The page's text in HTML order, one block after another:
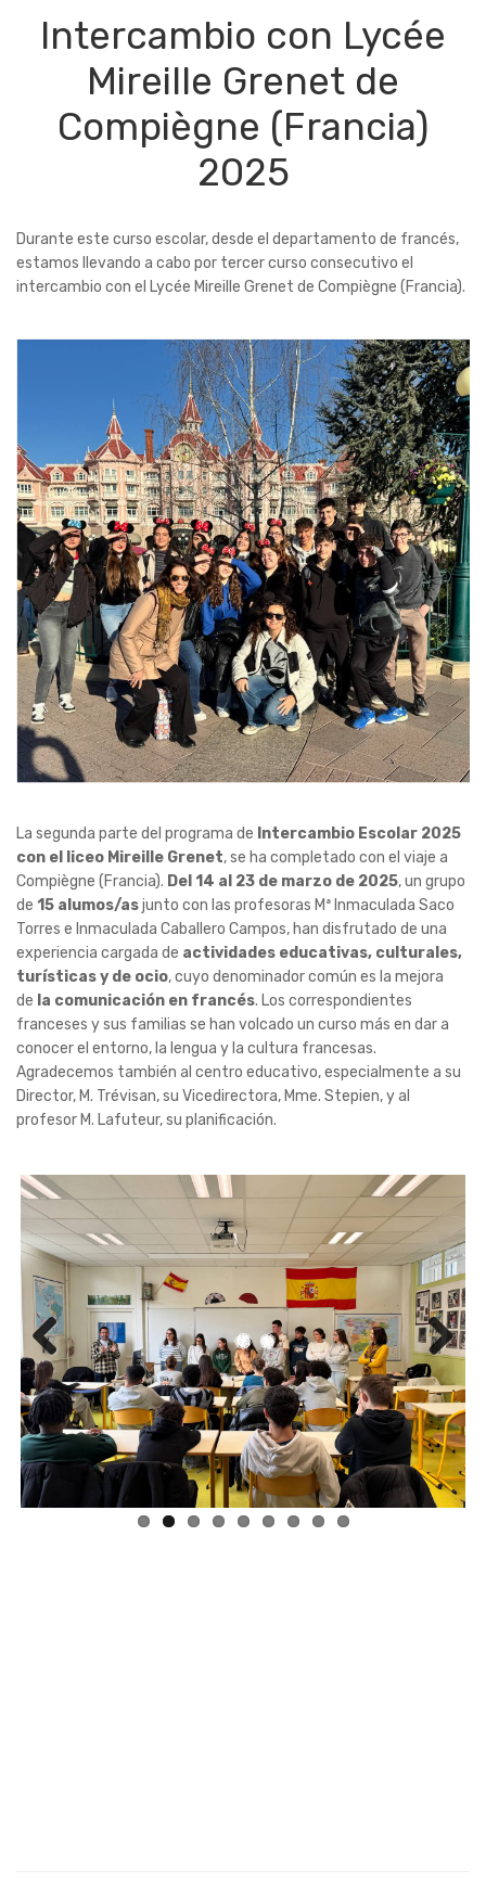
Intercambio con Lycée
Mireille Grenet de
Compiègne (Francia)
2025
Durante este curso escolar, desde el departamento de francés,
estamos llevando a cabo por tercer curso consecutivo el
intercambio con el Lycée Mireille Grenet de Compiègne (Francia).
La segunda parte del programa de Intercambio Escolar 2025
con el liceo Mireille Grenet, se ha completado con el viaje a
Compiègne (Francia). Del 14 al 23 de marzo de 2025, un grupo
de 15 alumos/asjunto con las profesoras Mª Inmaculada Saco
Torres e Inmaculada Caballero Campos, han disfrutado de una
experiencia cargada de actividades educativas, culturales,
turísticas y de ocio, cuyo denominador común es la mejora
de la comunicación en francés. Los correspondientes
franceses y sus familias se han volcado un curso más en dar a
conocer el entorno, la lengua y la cultura francesas.
Agradecemos también al centro educativo, especialmente a su
Director, M. Trévisan, su Vicedirectora, Mme. Stepien, y al
profesor M. Lafuteur, su planificación.
Previ
ous
Next